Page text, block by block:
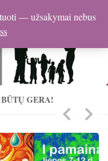
GERA!
— užsakymai nebus